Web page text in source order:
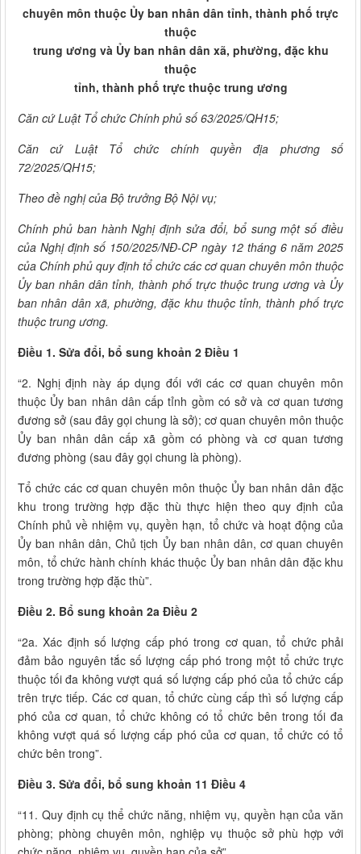
chuyên môn thuộc Ủy ban nhân dân tỉnh, thành phố trực
thuộc
trung ương và Ủy ban nhân dân xã, phường, đặc khu
thuộc
tỉnh, thành phố trực thuộc trung ương
Căn cứ Luật Tổ chức Chính phủ số 63/2025/QH15;
Căn cứ Luật Tổ chức chính quyền địa phương số
72/2025/QH15;
Theo đề nghị của Bộ trưởng Bộ Nội vụ;
Chính phủ ban hành Nghị định sửa đổi, bổ sung một số điều
của Nghị định số 150/2025/NĐ-CP ngày 12 tháng 6 năm 2025
của Chính phủ quy định tổ chức các cơ quan chuyên môn thuộc
Ủy ban nhân dân tỉnh, thành phố trực thuộc trung ương và Ủy
ban nhân dân xã, phường, đặc khu thuộc tỉnh, thành phố trực
thuộc trung ương.
Điều 1. Sửa đổi, bổ sung khoản 2 Điều 1
“2. Nghị định này áp dụng đối với các cơ quan chuyên môn
thuộc Ủy ban nhân dân cấp tỉnh gồm có sở và cơ quan tương
đương sở (sau đây gọi chung là sở); cơ quan chuyên môn thuộc
Ủy ban nhân dân cấp xã gồm có phòng và cơ quan tương
đương phòng (sau đây gọi chung là phòng).
Tổ chức các cơ quan chuyên môn thuộc Ủy ban nhân dân đặc
khu trong trường hợp đặc thù thực hiện theo quy định của
Chính phủ về nhiệm vụ, quyền hạn, tổ chức và hoạt động của
Ủy ban nhân dân, Chủ tịch Ủy ban nhân dân, cơ quan chuyên
môn, tổ chức hành chính khác thuộc Ủy ban nhân dân đặc khu
trong trường hợp đặc thù”.
Điều 2. Bổ sung khoản 2a Điều 2
“2a. Xác định số lượng cấp phó trong cơ quan, tổ chức phải
đảm bảo nguyên tắc số lượng cấp phó trong một tổ chức trực
thuộc tối đa không vượt quá số lượng cấp phó của tổ chức cấp
trên trực tiếp. Các cơ quan, tổ chức cùng cấp thì số lượng cấp
phó của cơ quan, tổ chức không có tổ chức bên trong tối đa
không vượt quá số lượng cấp phó của cơ quan, tổ chức có tổ
chức bên trong”.
Điều 3. Sửa đổi, bổ sung khoản 11 Điều 4
“11. Quy định cụ thể chức năng, nhiệm vụ, quyền hạn của văn
phòng; phòng chuyên môn, nghiệp vụ thuộc sở phù hợp với